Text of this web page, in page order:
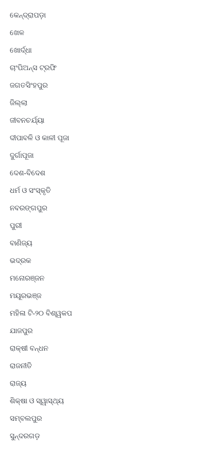
କେନ୍ଦ୍ରାପଡ଼ା
ଖେଳ
ଖୋର୍ଦ୍ଧା
ଚାଂପିଅନ୍ସ ଟ୍ରଫି
ଜଗତସିଂହପୁର
ଜିଲ୍ଲା
ଜୀବନଚର୍ଯ୍ୟା
ଦୀପାବଳି ଓ କାଳୀ ପୂଜା
ଦୁର୍ଗାପୂଜା
ଦେଶ-ବିଦେଶ
ଧର୍ମ ଓ ସଂସ୍କୃତି
ନବରଙ୍ଗପୁର
ପୁରୀ
ବାଣିଜ୍ୟ
ଭଦ୍ରକ
ମନୋରଞ୍ଜନ
ମୟୂରଭଞ୍ଜ
ମହିଳା ଟି-୨୦ ବିଶ୍ୱକପ
ଯାଜପୁର
ରାକ୍ଷୀ ବନ୍ଧନ
ରାଜନୀତି
ରାଜ୍ୟ
ଶିକ୍ଷା ଓ ସ୍ୱାସ୍ଥ୍ୟ
ସମ୍ବଲପୁର
ସୁନ୍ଦରଗଡ଼